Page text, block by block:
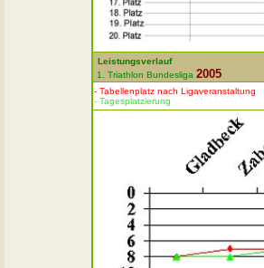
Leistungsverlauf
1. Triathlon Bundesliga 2005
- Tabellenplatz nach Ligaveranstaltung
- Tagesplatzierung